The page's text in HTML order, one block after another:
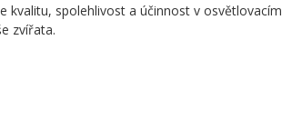
kvalitu, spolehlivost a účinnost v osvětlovacím
zvířata.